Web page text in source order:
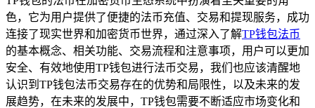
色，它为用户提供了便捷的法币充值、交易和提现服务，成功
连接了现实世界和加密货币世界，通过深入了解TP钱包法币
的基本概念、相关功能、交易流程和注意事项，用户可以更加
安全、有效地使用TP钱包进行法币交易，我们也应该清醒地
认识到TP钱包法币交易存在的优势和局限性，以及未来的发
展趋势，在未来的发展中，TP钱包需要不断适应市场变化和